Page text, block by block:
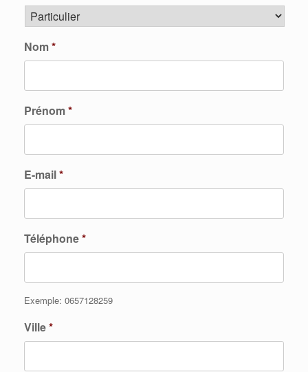
Nom*
Prénom*
E-mail*
Téléphone*
Exemple: 0657128259
Ville*